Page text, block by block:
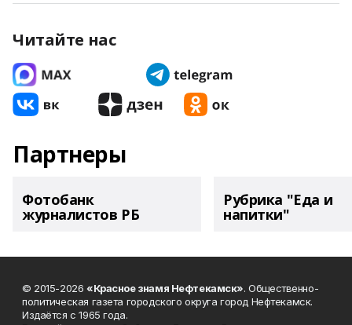
Читайте нас
Партнеры
Фотобанк
журналистов РБ
Рубрика "Еда и
напитки"
© 2015-2026 «Красное знамя Нефтекамск». Общественно-
политическая газета городского округа город Нефтекамск.
Издаётся с 1965 года.